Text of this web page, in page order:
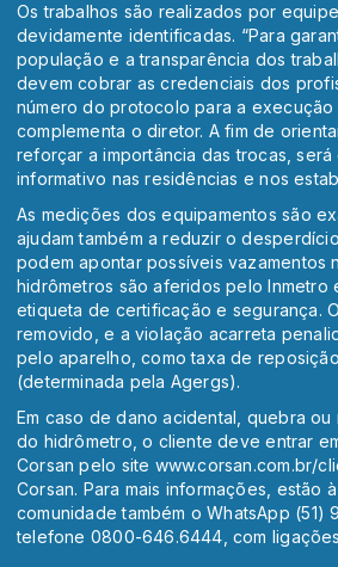
Os trabalhos são realizados por
devidamente identificadas. “Para
população e a transparência dos
devem cobrar as credenciais dos
número do protocolo para a execução
complementa o diretor. A fim de
reforçar a importância das trocas, será
informativo nas residências e nos
As medições dos equipamentos são
ajudam também a reduzir o
podem apontar possíveis vazamentos
hidrômetros são aferidos pelo Inmetro
etiqueta de certificação e segurança.
removido, e a violação acarreta
pelo aparelho, como taxa de
(determinada pela Agergs).
Em caso de dano acidental, quebra ou
do hidrômetro, o cliente deve entrar
Corsan pelo site www.corsan.com.br/
Corsan. Para mais informações, estão
comunidade também o WhatsApp
telefone 0800-646.6444, com